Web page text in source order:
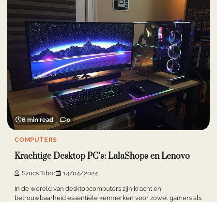
6 min read 0
COMPUTERS
Krachtige Desktop PC’s: LalaShops en Lenovo
Szucs Tibor 14/04/2024
In de wereld van desktopcomputers zijn kracht en
betrouwbaarheid essentiële kenmerken voor zowel gamers als